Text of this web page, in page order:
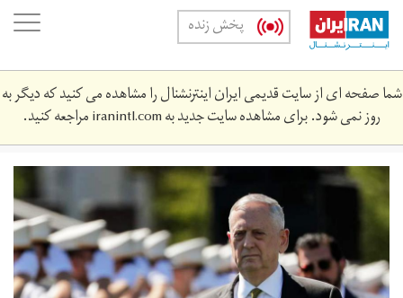
Skip
main
content
پخش زنده
شما صفحه ای از سایت قدیمی ایران اینترنشنال را مشاهده می کنید که دیگر به
روز نمی شود. برای مشاهده سایت جدید بهiranintl.comمراجعه کنید.
west-
point-
graduation-
nh.jpg